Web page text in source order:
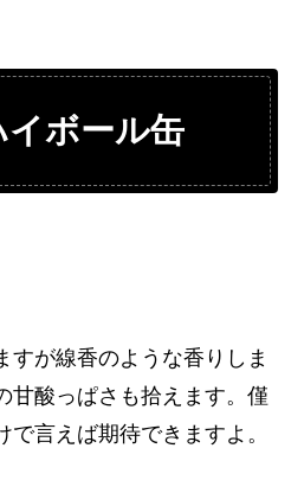
イボール缶
すが線香のような香りしま
甘酸っぱさも拾えます。僅
言えば期待できますよ。